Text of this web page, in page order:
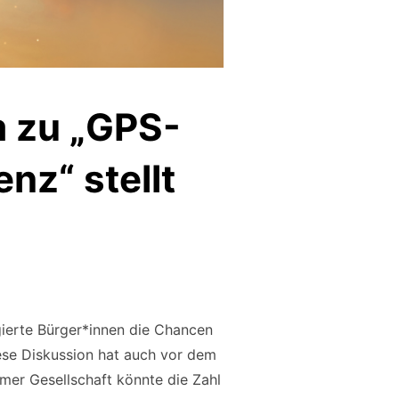
„GPS-
stellt
Bürger*innen die Chancen
Diskussion hat auch vor dem
Gesellschaft könnte die Zahl